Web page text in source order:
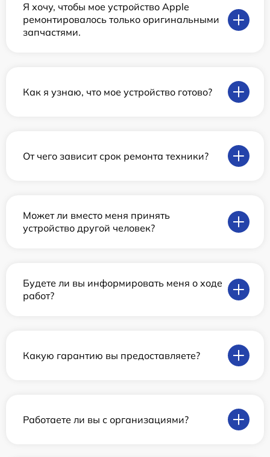
Я хочу, чтобы мое устройство Apple
ремонтировалось только оригинальными
запчастями.
Как я узнаю, что мое устройство готово?
От чего зависит срок ремонта техники?
Может ли вместо меня принять
устройство другой человек?
Будете ли вы информировать меня о ходе
работ?
Какую гарантию вы предоставляете?
Работаете ли вы с организациями?